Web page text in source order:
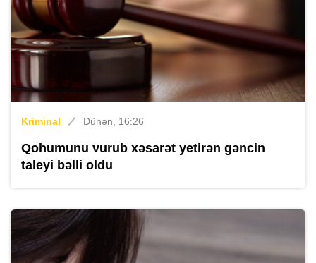
Kriminal Dünən, 16:26
Qohumunu vurub xəsarət yetirən gəncin
taleyi bəlli oldu